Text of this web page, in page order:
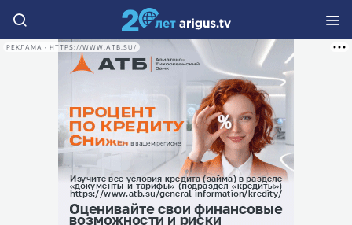
РЕКЛАМА • HTTPS://WWW.ATB.SU/